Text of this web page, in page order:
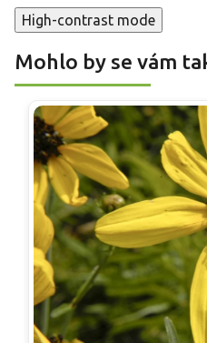
High-contrast mode
Mohlo by se vám